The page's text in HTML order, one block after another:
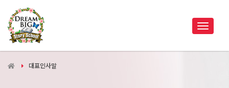
Toggle
대표인사말